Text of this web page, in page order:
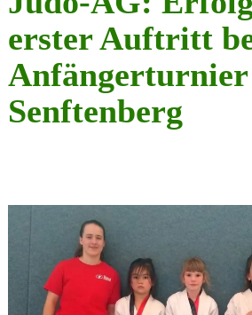
erster Auftritt
Senftenberg